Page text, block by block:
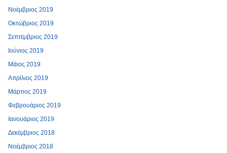
Νοέμβριος 2019
Οκτώβριος 2019
Σεπτέμβριος 2019
Ιούνιος 2019
Μάιος 2019
Απρίλιος 2019
Μάρτιος 2019
Φεβρουάριος 2019
Ιανουάριος 2019
Δεκέμβριος 2018
Νοέμβριος 2018